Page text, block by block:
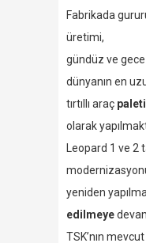
Fabrikada
üretimi,
gündüz ve gece
dünyanın en
tırtıllı araç
olarak
Leopard 1 ve 2
yeniden
edilmeye
TSK’nın